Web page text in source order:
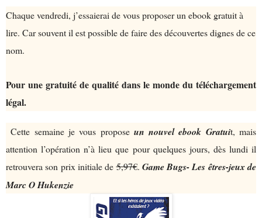
Chaque vendredi, j’essaierai de vous proposer un ebook gratuit à
lire. Car souvent il est possible de faire des découvertes dignes de ce
nom.
Pour une gratuité de qualité dans le monde du téléchargement
légal.
Cette semaine je vous propose un nouvel ebook Gratuit, mais
attention l’opération n’à lieu que pour quelques jours, dès lundi il
retrouvera son prix initiale de5,97€. Game Bugs- Les êtres-jeux de
Marc O Hukenzie